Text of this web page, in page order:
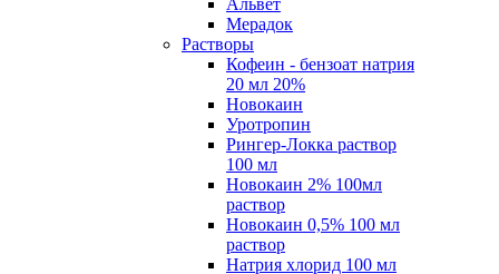
Альвет
Мерадок
Растворы
Кофеин - бензоат натрия
20 мл 20%
Новокаин
Уротропин
Рингер-Локка раствор
100 мл
Новокаин 2% 100мл
раствор
Новокаин 0,5% 100 мл
раствор
Натрия хлорид 100 мл